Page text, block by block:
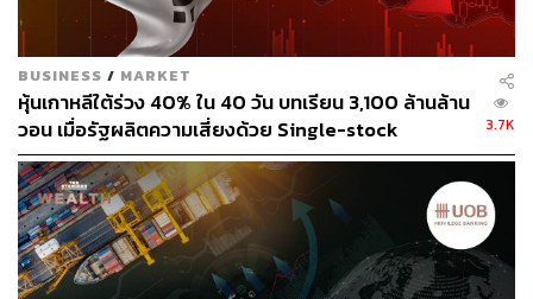
BUSINESS / MARKET
หุ้นเกาหลีใต้ร่วง 40% ใน 40 วัน บทเรียน 3,100 ล้านล้าน
วอน เมื่อรัฐผลิตความเสี่ยงด้วย Single-stock
leveraged ETFs
3.7K